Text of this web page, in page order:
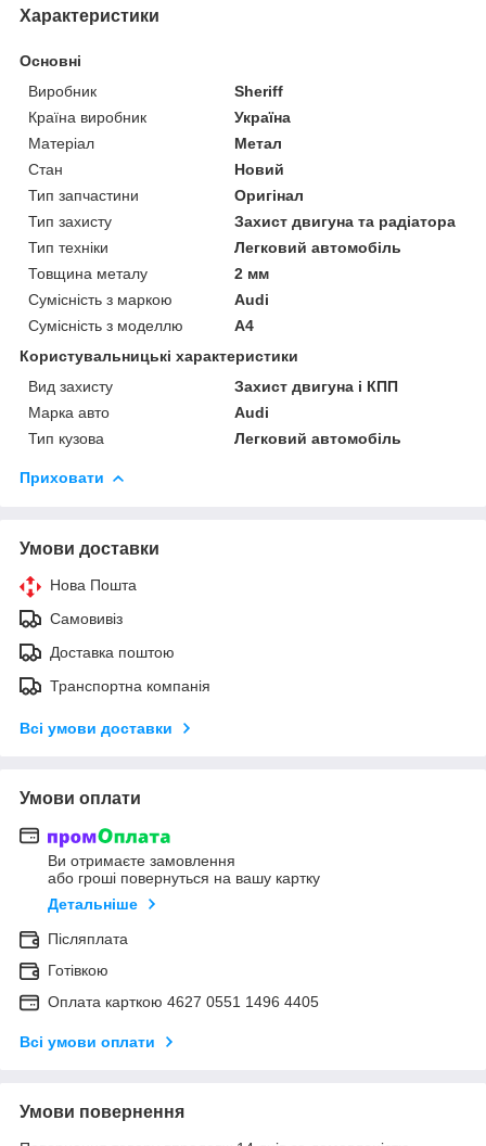
Характеристики
Основні
Виробник
Sheriff
Країна виробник
Україна
Матеріал
Метал
Стан
Новий
Тип запчастини
Оригінал
Тип захисту
Захист двигуна та радіатора
Тип техніки
Легковий автомобіль
Товщина металу
2 мм
Сумісність з маркою
Audi
Сумісність з моделлю
A4
Користувальницькі характеристики
Вид захисту
Захист двигуна і КПП
Марка авто
Audi
Тип кузова
Легковий автомобіль
Приховати
Умови доставки
Нова Пошта
Самовивіз
Доставка поштою
Транспортна компанія
Всі умови доставки
Умови оплати
Ви отримаєте замовлення
або гроші повернуться на вашу картку
Детальніше
Післяплата
Готівкою
Оплата карткою 4627 0551 1496 4405
Всі умови оплати
Умови повернення